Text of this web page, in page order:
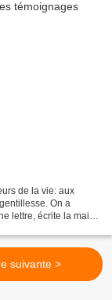
de la vie: aux
On a
lettre, écrite la main,
suivante >